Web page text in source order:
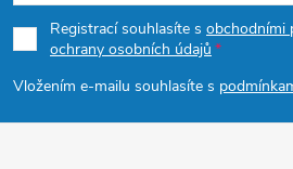
p
a
t
Registrací souhlasíte s obchodními
ochrany osobních údajů
Vložením e-mailu souhlasíte s